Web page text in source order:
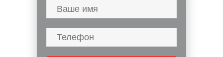
вскрытие гаражных замков
вскрытие ригельных замков
вскрытие электронных сейфов
вскрытие железных дверей